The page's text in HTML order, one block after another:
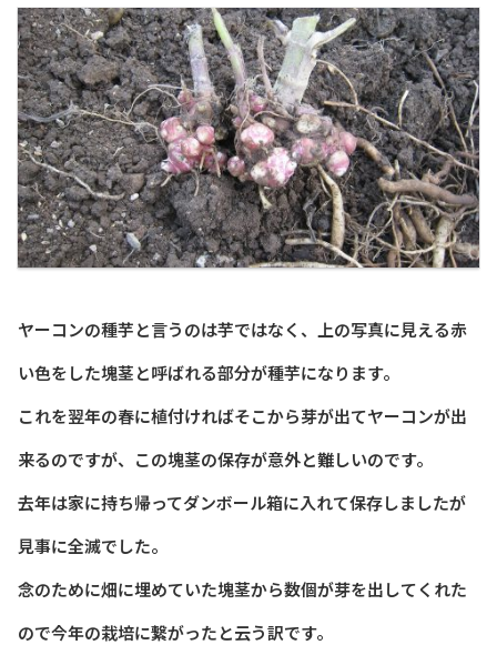
ヤーコンの種芋と言うのは芋ではなく、上の写真に見える赤
い色をした塊茎と呼ばれる部分が種芋になります。
これを翌年の春に植付ければそこから芽が出てヤーコンが出
来るのですが、この塊茎の保存が意外と難しいのです。
去年は家に持ち帰ってダンボール箱に入れて保存しましたが
見事に全滅でした。
念のために畑に埋めていた塊茎から数個が芽を出してくれた
ので今年の栽培に繋がったと云う訳です。